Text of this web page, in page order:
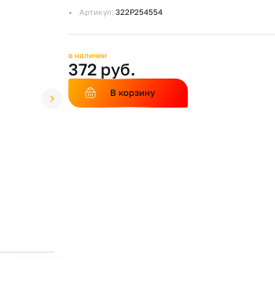
Артикул: 322P254554
в наличии
372 руб.
В корзину